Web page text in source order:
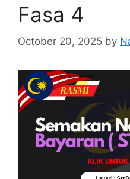
Fasa 4
October 20, 2025 by